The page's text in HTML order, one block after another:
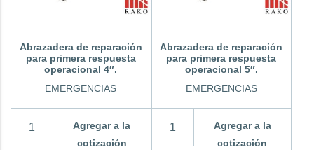
Abrazadera de reparación
para primera respuesta
operacional 4″.
EMERGENCIAS
Agregar a la
cotización
Abrazadera de reparación
para primera respuesta
operacional 5″.
EMERGENCIAS
Agregar a la
cotización